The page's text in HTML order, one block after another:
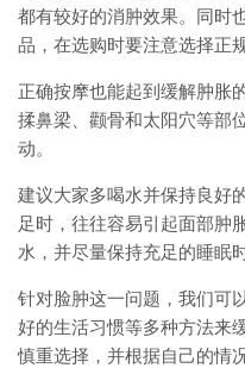
都有较好的消肿效果。同时
品，在选购时要注意选择正
正确按摩也能起到缓解肿胀
揉鼻梁、颧骨和太阳穴等部
动。
建议大家多喝水并保持良好
足时，往往容易引起面部肿
水，并尽量保持充足的睡眠时
针对脸肿这一问题，我们可
好的生活习惯等多种方法来
慎重选择，并根据自己的情